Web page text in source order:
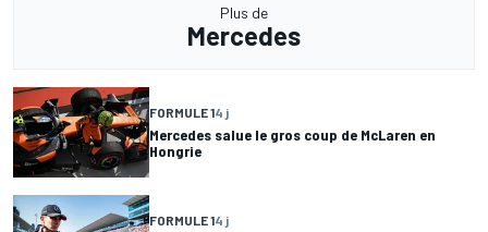
Plus de
Mercedes
FORMULE 14 j
Mercedes salue le gros coup de McLaren en
Hongrie
FORMULE 14 j